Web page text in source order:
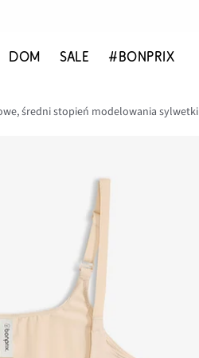
DOM SALE #BONPRIX
średni stopień modelowania sylwetki